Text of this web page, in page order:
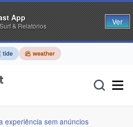
experiência sem anúncios
App
& Relatórios Ver